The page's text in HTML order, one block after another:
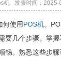
机 发表时间：2025-
使用POS机。
要几个步骤。掌
畅。熟悉这些步